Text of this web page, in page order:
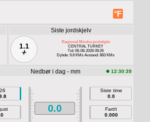
°F
Siste jordskjelv
1.1
Regional Mindre jordskjelv
CENTRAL TURKEY
Tid: 06-08-2026 09:26
Dybde: 9.8 KMs Avstand: 883 KMs
Nedbør i dag - mm 12:30:39
0.0
Siste time
0.0
Fart/t
0.000